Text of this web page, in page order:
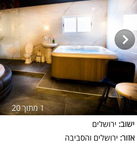
1מתוך 20
ישוב: ירושלים
אזור: ירושלים והסביבה